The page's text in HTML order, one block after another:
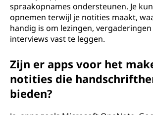
spraakopnames ondersteunen. Je
opnemen terwijl je notities maakt,
handig is om lezingen,
interviews vast te leggen.
Zijn er apps voor het
notities die
bieden?